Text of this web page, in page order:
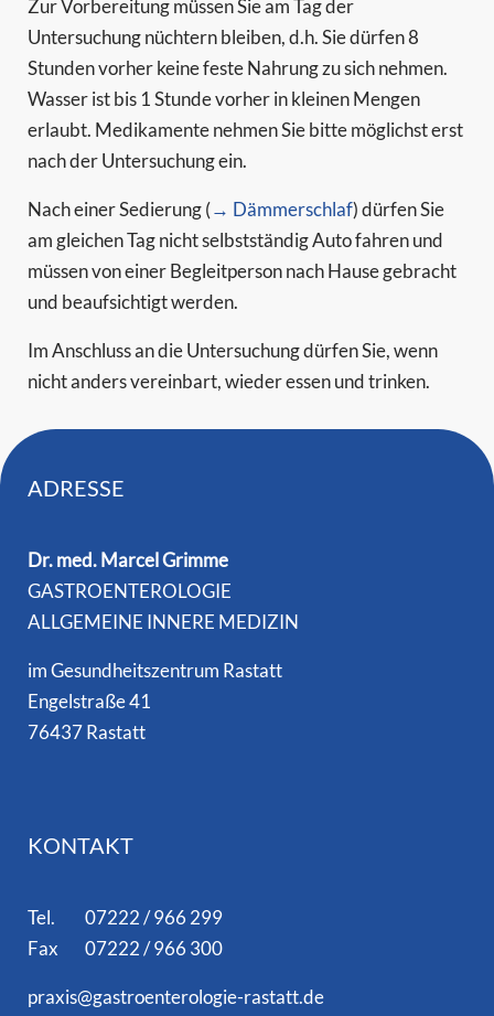
Zur Vorbereitung müssen Sie am Tag der
Untersuchung nüchtern bleiben, d.h. Sie dürfen 8
Stunden vorher keine feste Nahrung zu sich nehmen.
Wasser ist bis 1 Stunde vorher in kleinen Mengen
erlaubt. Medikamente nehmen Sie bitte möglichst erst
nach der Untersuchung ein.
Nach einer Sedierung (→ Dämmerschlaf) dürfen Sie
am gleichen Tag nicht selbstständig Auto fahren und
müssen von einer Begleitperson nach Hause gebracht
und beaufsichtigt werden.
Im Anschluss an die Untersuchung dürfen Sie, wenn
nicht anders vereinbart, wieder essen und trinken.
ADRESSE
Dr. med. Marcel Grimme
GASTROENTEROLOGIE
ALLGEMEINE INNERE MEDIZIN
im Gesundheitszentrum Rastatt
Engelstraße 41
76437 Rastatt
KONTAKT
Tel. 07222 / 966 299
Fax 07222 / 966 300
praxis@gastroenterologie-rastatt.de